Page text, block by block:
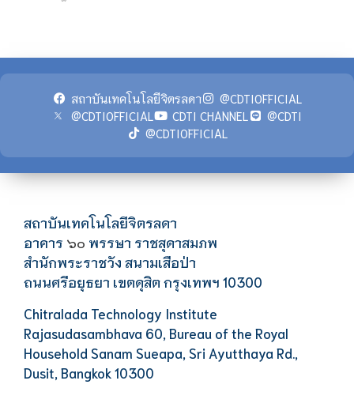
สถาบันเทคโนโลยีจิตรลดา
@CDTIOFFICIAL
@CDTIOFFICIAL
CDTI CHANNEL
@CDTI
@CDTIOFFICIAL
สถาบันเทคโนโลยีจิตรลดา
อาคาร ๖๐ พรรษา ราชสุดาสมภพ
สำนักพระราชวัง สนามเสือป่า
ถนนศรีอยุธยา เขตดุสิต กรุงเทพฯ 10300
Chitralada Technology Institute
Rajasudasambhava 60, Bureau of the Royal
Household Sanam Sueapa, Sri Ayutthaya Rd.,
Dusit, Bangkok 10300